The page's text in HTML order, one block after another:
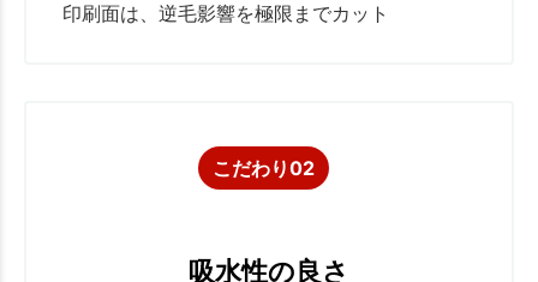
印刷面は、逆毛影響を極限までカット
こだわり02
吸水性の良さ